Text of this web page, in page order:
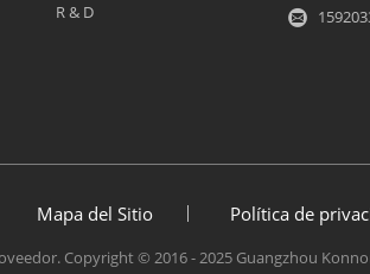
R & D
Mapa del Sitio Política de
Copyright © 2016 - 2025 Guangzhou